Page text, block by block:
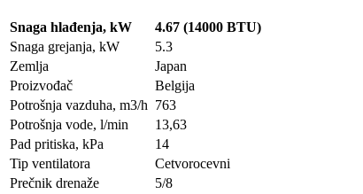
Snaga hlađenja, kW
4.67 (14000 BTU)
Snaga grejanja, kW
5.3
Zemlja
Japan
Proizvođač
Belgija
Potrošnja vazduha, m3/h 763
Potrošnja vode, l/min
13,63
Pad pritiska, kPa
14
Tip ventilatora
Cetvorocevni
Prečnik drenaže
5/8